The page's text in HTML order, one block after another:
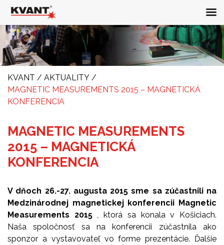
KVANT / AKTUALITY /
MAGNETIC MEASUREMENTS 2015 – MAGNETICKÁ
KONFERENCIA
MAGNETIC MEASUREMENTS
2015 – MAGNETICKÁ
KONFERENCIA
V dňoch 26.-27. augusta 2015 sme sa zúčastnili na
Medzinárodnej magnetickej konferencii Magnetic
Measurements 2015, ktorá sa konala v Košiciach.
Naša spoločnosť sa na konferencii zúčastnila ako
sponzor a vystavovateľ vo forme prezentácie. Ďalšie